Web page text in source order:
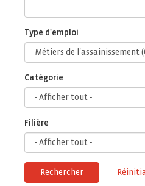
Type d'emploi
Catégorie
Filière
Rechercher